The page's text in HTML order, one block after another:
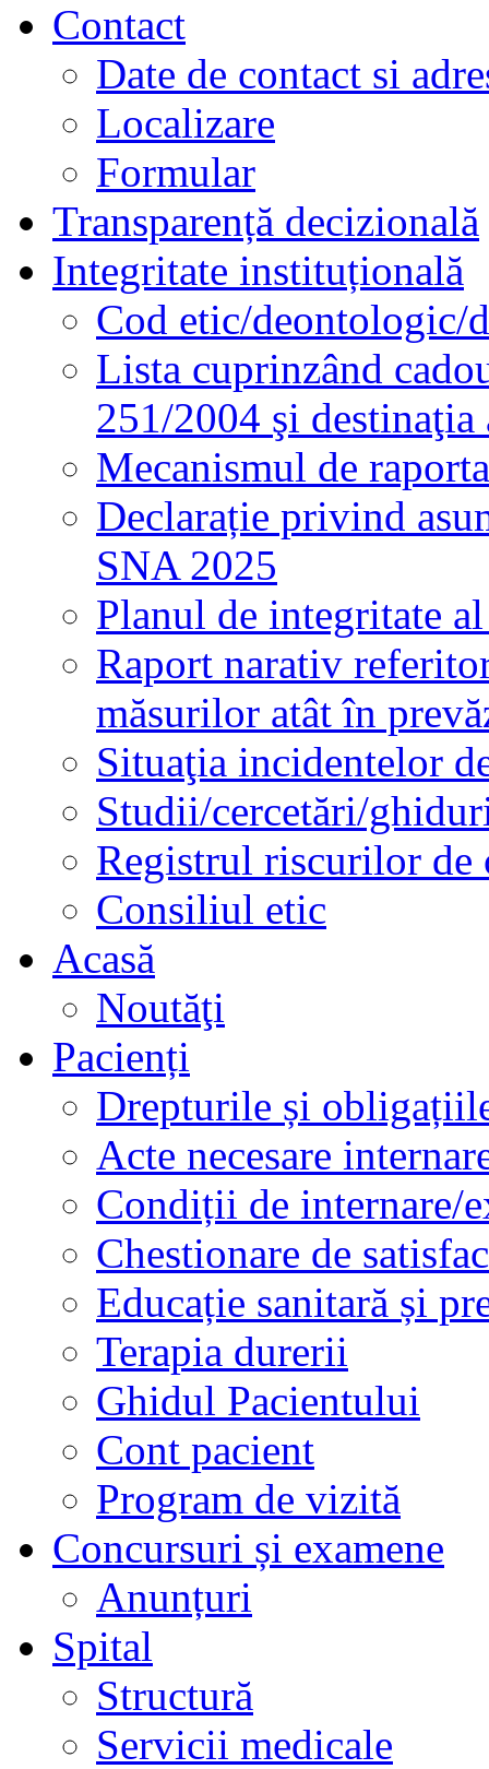
Contact
Date de contact si
Localizare
Formular
Transparență decizională
Integritate instituțională
Cod etic/deontologic/
Lista cuprinzând
251/2004 şi destinaţia
Mecanismul de
Declarație privind
SNA 2025
Planul de integritate
Raport narativ
măsurilor atât în
Situaţia incidentelor
Studii/cercetări/
Registrul riscurilor de
Consiliul etic
Acasă
Noutăţi
Pacienți
Drepturile și
Acte necesare
Condiții de internare/
Chestionare de
Educație sanitară și
Terapia durerii
Ghidul Pacientului
Cont pacient
Program de vizită
Concursuri și examene
Anunțuri
Spital
Structură
Servicii medicale